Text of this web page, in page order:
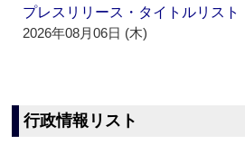
プレスリリース・タイトルリス
2026年08月06日 (木)
行政情報リスト